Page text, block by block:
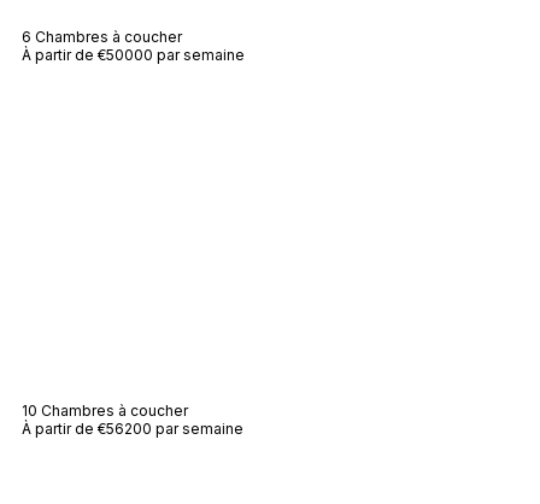
6 Chambres à coucher
À partir de €50000 par semaine
10 Chambres à coucher
À partir de €56200 par semaine